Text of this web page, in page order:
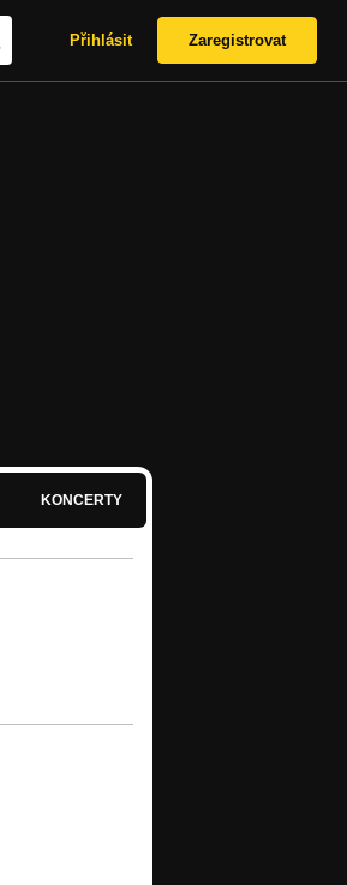
Přihlásit Zaregistrovat
KONCERTY